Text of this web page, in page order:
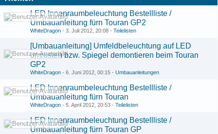
LED Innenraumbeleuchtung Bestellliste /
Umbauanleitung fürn Touran GP2
WhiteDragon - 3. Juli 2012, 20:08 - Teilelisten
[Umbauanleitung] Umfeldbeleuchtung auf LED
umrüsten bzw. Spiegel demontieren beim Touran
GP2
WhiteDragon - 6. Juni 2012, 00:15 - Umbauanleitungen
LED Innenraumbeleuchtung Bestellliste /
Umbauanleitung fürn Touran
WhiteDragon - 5. April 2012, 20:53 - Teilelisten
LED Innenraumbeleuchtung Bestellliste /
Umbauanleitung fürn Touran GP